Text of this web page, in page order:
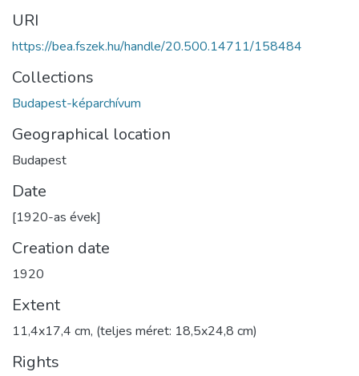
URI
https://bea.fszek.hu/handle/20.500.14711/158484
Collections
Budapest-képarchívum
Geographical location
Budapest
Date
[1920-as évek]
Creation date
1920
Extent
11,4x17,4 cm, (teljes méret: 18,5x24,8 cm)
Rights